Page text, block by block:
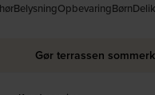
BelysningOpbevaringBørn
Gør terrassen